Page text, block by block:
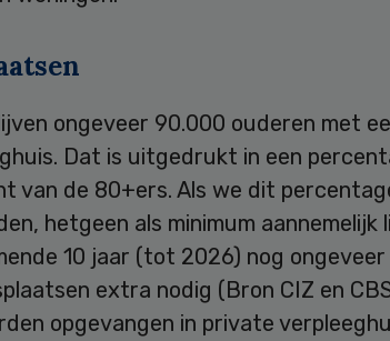
ongeveer 90.000 ouderen met
Dat is uitgedrukt in een
van de 80+ers. Als we dit
hetgeen als minimum aannemelijk
10 jaar (tot 2026) nog ongeveer
extra nodig (Bron CIZ en
opgevangen in private